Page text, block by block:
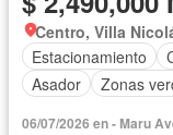
Centro, Villa
Estacionamiento
Asador
Zonas
06/07/2026 en - Maru